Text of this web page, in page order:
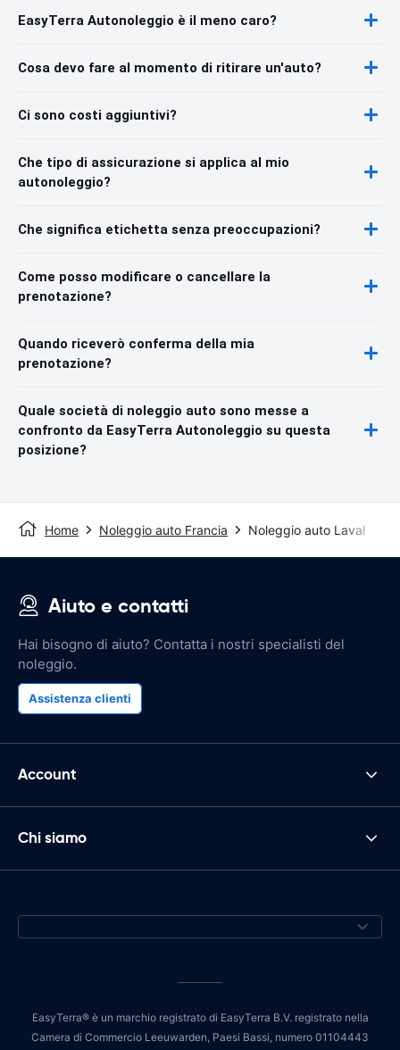
EasyTerra Autonoleggio è il meno caro?
Cosa devo fare al momento di ritirare un'auto?
Ci sono costi aggiuntivi?
Che tipo di assicurazione si applica al mio
autonoleggio?
Che significa etichetta senza preoccupazioni?
Come posso modificare o cancellare la
prenotazione?
Quando riceverò conferma della mia
prenotazione?
Quale società di noleggio auto sono messe a
confronto da EasyTerra Autonoleggio su questa
posizione?
Home Noleggio auto Francia Noleggio auto Laval
Aiuto e contatti
Hai bisogno di aiuto? Contatta i nostri specialisti del
noleggio.
Assistenza clienti
Account
Chi siamo
EasyTerra® è un marchio registrato di EasyTerra B.V. registrato nella
Camera di Commercio Leeuwarden, Paesi Bassi, numero 01104443